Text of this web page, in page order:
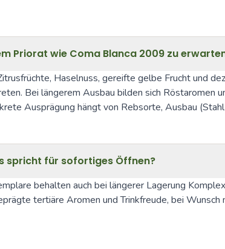
Priorat wie Coma Blanca 2009 zu
Haselnuss, gereifte gelbe Frucht und
Bei längerem Ausbau bilden sich Röstaromen
Ausprägung hängt von Rebsorte, Ausbau
spricht für sofortiges Öffnen?
behalten auch bei längerer Lagerung
tertiäre Aromen und Trinkfreude, bei Wunsch